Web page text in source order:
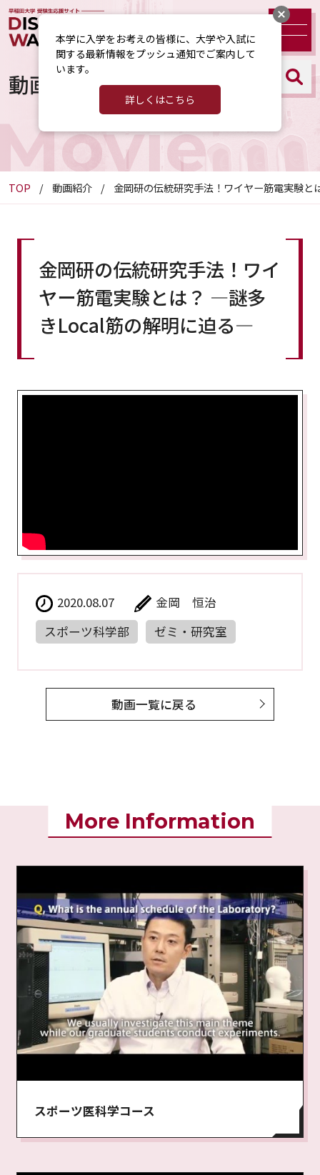
動画紹介
TOP 動画紹介 金岡研の伝統研究手法！ワイヤー筋電実験
金岡研の伝統研究手法！ワイ
ヤー筋電実験とは？ ―謎多
きLocal筋の解明に迫る―
2020.08.07
金岡 恒治
スポーツ科学部
ゼミ・研究室
動画一覧に戻る
More Information
スポーツ医科学コース
本学に入学をお考えの皆様に、大学や入試に
関する最新情報をプッシュ通知でご案内して
います。
詳しくはこちら